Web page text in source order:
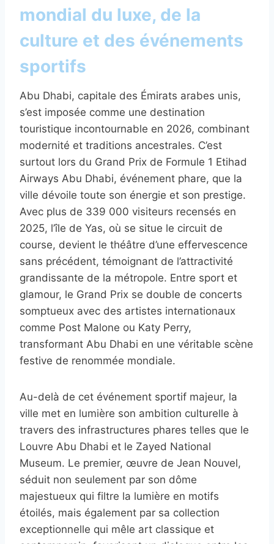
mondial du luxe, de la
culture et des événements
sportifs
Abu Dhabi, capitale des Émirats arabes unis,
s’est imposée comme une destination
touristique incontournable en 2026, combinant
modernité et traditions ancestrales. C’est
surtout lors du Grand Prix de Formule 1 Etihad
Airways Abu Dhabi, événement phare, que la
ville dévoile toute son énergie et son prestige.
Avec plus de 339 000 visiteurs recensés en
2025, l’île de Yas, où se situe le circuit de
course, devient le théâtre d’une effervescence
sans précédent, témoignant de l’attractivité
grandissante de la métropole. Entre sport et
glamour, le Grand Prix se double de concerts
somptueux avec des artistes internationaux
comme Post Malone ou Katy Perry,
transformant Abu Dhabi en une véritable scène
festive de renommée mondiale.
Au-delà de cet événement sportif majeur, la
ville met en lumière son ambition culturelle à
travers des infrastructures phares telles que le
Louvre Abu Dhabi et le Zayed National
Museum. Le premier, œuvre de Jean Nouvel,
séduit non seulement par son dôme
majestueux qui filtre la lumière en motifs
étoilés, mais également par sa collection
exceptionnelle qui mêle art classique et